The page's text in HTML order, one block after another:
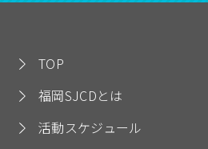
TOP
福岡SJCDとは
活動スケジュール